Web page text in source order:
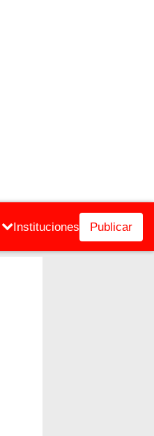
Instituciones Publicar